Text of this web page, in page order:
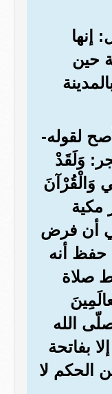
إنها
حين
لقوله-
وَلَقَدْ
وَالْقُرْآنَ
مكية
أن فرض
حفظ أنه
صلاة
الله
بفاتحة
الحكم لا